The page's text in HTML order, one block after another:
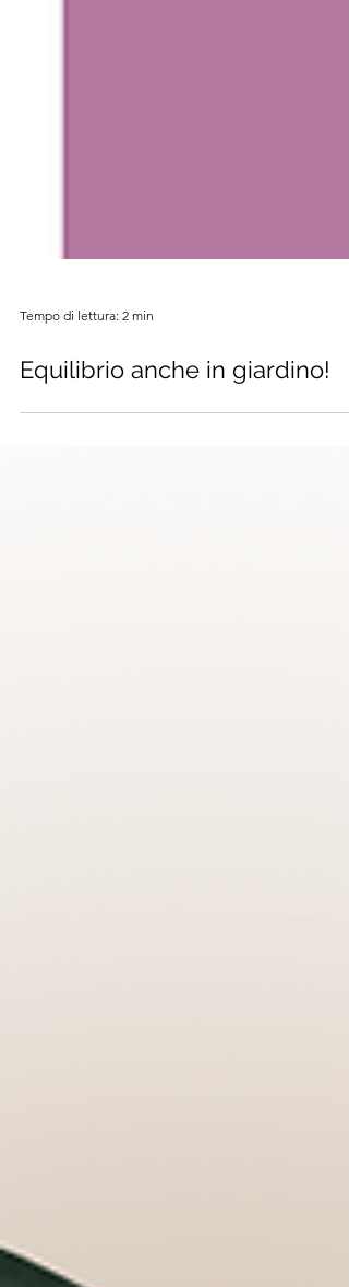
Tempo di lettura: 2 min
Equilibrio anche in giardino!